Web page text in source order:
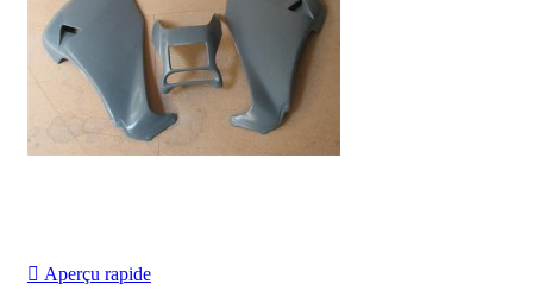
 Aperçu rapide